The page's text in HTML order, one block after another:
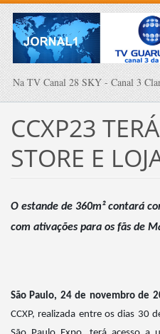
Na TV Canal 28 SKY - Canal 3
CCXP23
STORE E
O estande de 360m² contará
com ativações para os fãs de
São Paulo, 24 de novembro de
CCXP, realizada entre os dias 30